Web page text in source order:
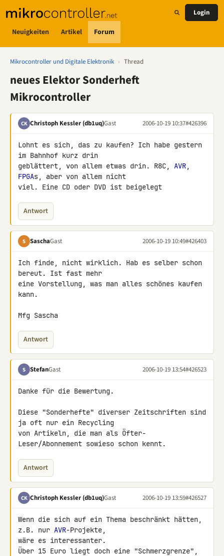
Neuigkeiten Artikel Forum
Login
Mikrocontroller und Digitale Elektronik › Thread
neues Elektor Sonderheft
Mikrocontroller
CK Christoph Kessler (db1uq)Gast 2006-10-19 10:37#426396
Lohnt es sich, das zu kaufen? Ich habe gestern
im Bahnhof kurz drin
geblättert, von allem etwas drin. R8C, AVR
FPGAs, aber von allem nicht
viel. Eine CD oder DVD ist beigelegt
Antwort
S SaschaGast 2006-10-19 10:49#426403
Ich finde, nicht wirklich. Hab es selber schon
bereut. Ist fast mehr
eine Vorstellung, was man alles schönes kaufen
kann.
Mfg Sascha
Antwort
S StefanGast 2006-10-19 13:54#426523
Danke für die Bewertung.
Diese "Sonderhefte" diverser Zeitschriften sind
ja oft nur ein Recycling
von Artikeln, die man als Öfter-
Leser/Abonnement sowieso schon kennt.
Antwort
CK Christoph Kessler (db1uq)Gast 2006-10-19 13:59#426527
Wenn die sich auf ein Thema beschränkt hätten,
z.B. nur AVR-Projekte,
wäre es interessanter.
Über 15 Euro liegt doch eine "Schmerzgrenze",